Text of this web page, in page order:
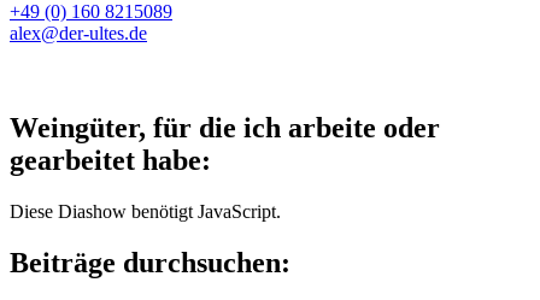
+49 (0) 160 8215089
alex@der-ultes.de
Weingüter, für die ich arbeite oder
gearbeitet habe:
Diese Diashow benötigt JavaScript.
Beiträge durchsuchen: